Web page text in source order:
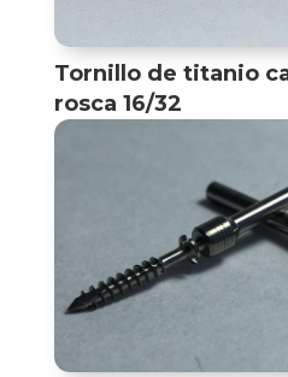
Tornillo de titanio
rosca 16/32